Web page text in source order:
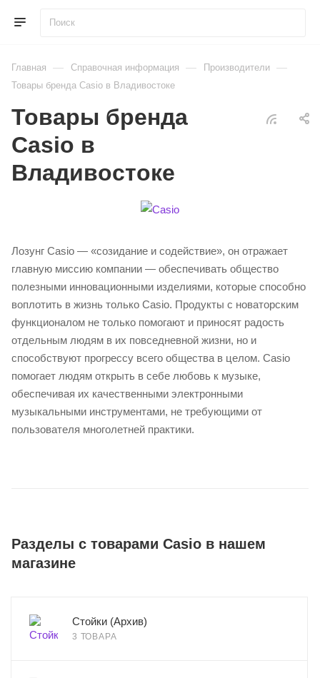
Главная — Справочная информация — Производители —
Товары бренда Casio в Владивостоке
Товары бренда
Casio в
Владивостоке
Лозунг Casio — «созидание и содействие», он отражает
главную миссию компании — обеспечивать общество
полезными инновационными изделиями, которые способно
воплотить в жизнь только Casio. Продукты с новаторским
функционалом не только помогают и приносят радость
отдельным людям в их повседневной жизни, но и
способствуют прогрессу всего общества в целом. Casio
помогает людям открыть в себе любовь к музыке,
обеспечивая их качественными электронными
музыкальными инструментами, не требующими от
пользователя многолетней практики.
Разделы с товарами Casio в нашем
магазине
Стойки (Архив)
3 ТОВАРА